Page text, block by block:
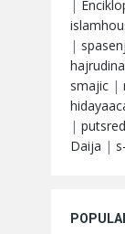
|
|
smajic |
|
Daija |